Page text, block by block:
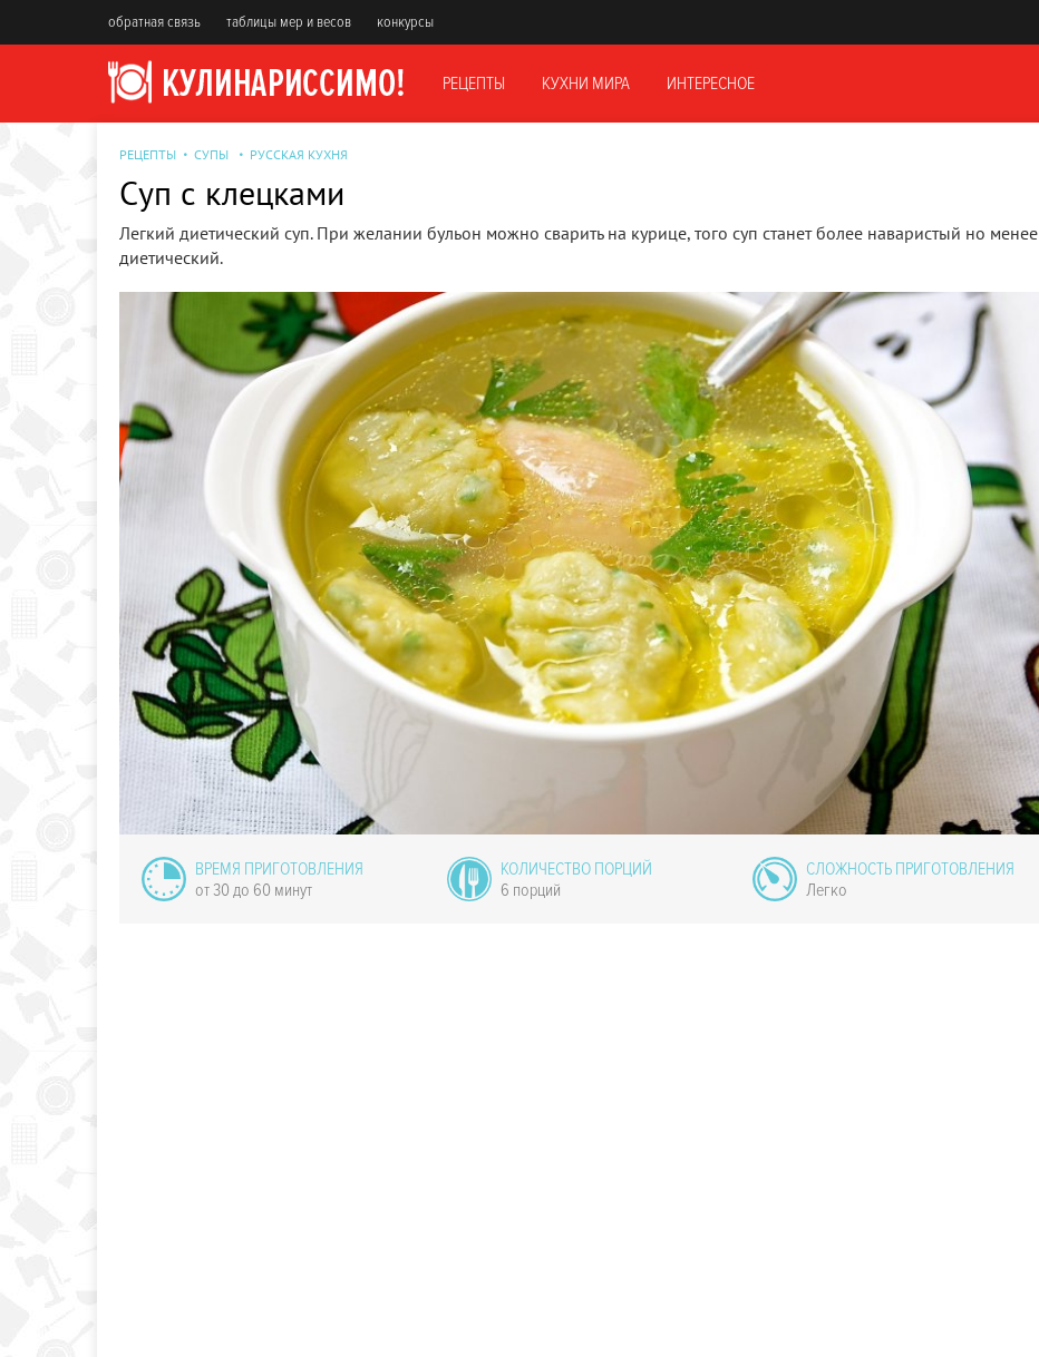
обратная связь таблицы мер и весов конкурсы
РЕЦЕПТЫ КУХНИ МИРА ИНТЕРЕСНОЕ
РЕЦЕПТЫ СУПЫ РУССКАЯ КУХНЯ
Суп с клецками
Легкий диетический суп. При желании бульон можно сварить на курице, того суп станет более наваристый но менее
диетический.
ВРЕМЯ ПРИГОТОВЛЕНИЯ
от 30 до 60 минут
КОЛИЧЕСТВО ПОРЦИЙ
6 порций
СЛОЖНОСТЬ ПРИГОТОВЛЕНИЯ
Легко